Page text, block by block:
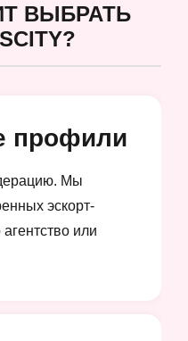
ВЫБРАТЬ
профили
Мы
эскорт-
или